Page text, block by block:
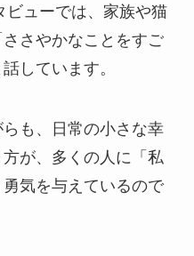
ビューでは、家族や猫
さやかなことをすご
しています。
も、日常の小さな幸
が、多くの人に「私
気を与えているので